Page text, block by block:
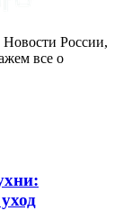
России,
все о